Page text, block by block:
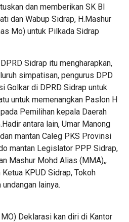
dan memberikan SK BI
dan Wabup Sidrap, H.Mashur
Mo) untuk Pilkada Sidrap
Sidrap itu mengharapkan,
simpatisan, pengurus DPD
Golkar di DPRD Sidrap untuk
untuk memenangkan Paslon H
Pemilihan kepala Daerah
antara lain, Umar Manong
mantan Caleg PKS Provinsi
mantan Legislator PPP Sidrap,
Mashur Mohd Alias (MMA),,
KPUD Sidrap, Tokoh
lainya.
Deklarasi kan diri di Kantor